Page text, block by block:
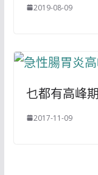
2019-08-09
乜都有高峰期
2017-11-09